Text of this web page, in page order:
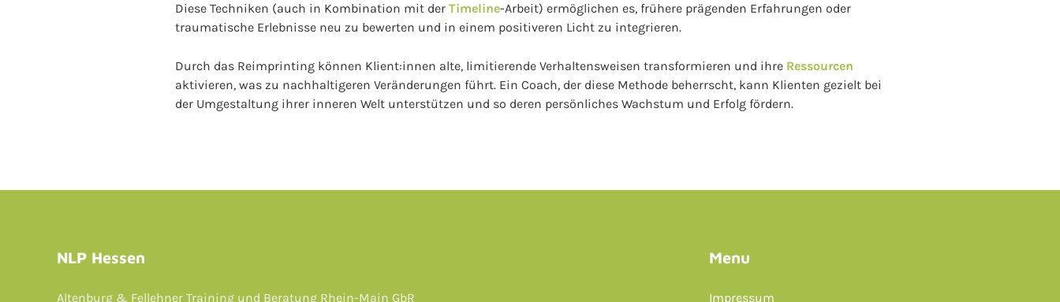
Diese Techniken (auch in Kombination mit der Timeline-Arbeit) ermöglichen es, frühere prägenden Erfahrungen oder
traumatische Erlebnisse neu zu bewerten und in einem positiveren Licht zu integrieren.
Durch das Reimprinting können Klient:innen alte, limitierende Verhaltensweisen transformieren und ihre Ressourcen
aktivieren, was zu nachhaltigeren Veränderungen führt. Ein Coach, der diese Methode beherrscht, kann Klienten gezielt bei
der Umgestaltung ihrer inneren Welt unterstützen und so deren persönliches Wachstum und Erfolg fördern.
NLP Hessen
Altenburg & Fellehner Training und Beratung Rhein-Main GbR
Menu
Impressum